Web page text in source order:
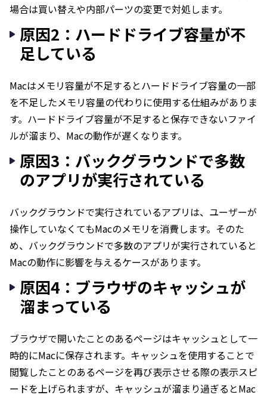
場合は買い替えや内部パーツの変更で対処します。
原因2：ハードドライブ容量が不
足している
Macはメモリ容量が不足するとハードドライブ容量の一部
を不足したメモリ容量の代わりに使用する仕組みがありま
す。ハードドライブ容量が不足すると保存できないファイ
ルが溜まり、Macの動作が遅くなります。
原因3：バックグラウンドで多数
のアプリが実行されている
バックグラウンドで実行されているアプリは、ユーザーが
操作していなくてもMacのメモリを消費します。そのた
め、バックグラウンドで多数のアプリが実行されていると
Macの動作に影響を与えるケースがあります。
原因4：ブラウザのキャッシュが
溜まっている
ブラウザで開いたことのあるページはキャッシュとして一
時的にMacに保存されます。キャッシュを使用することで
閲覧したことのあるページを再び表示させる際の表示スピ
ードを上げられますが、キャッシュが溜まり過ぎるとMac